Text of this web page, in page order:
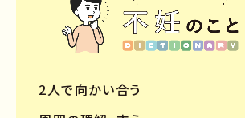
2人で向かい合う